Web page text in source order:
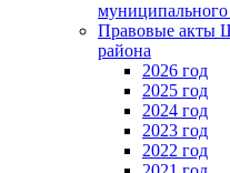
муниципального
Правовые акты
района
2026 год
2025 год
2024 год
2023 год
2022 год